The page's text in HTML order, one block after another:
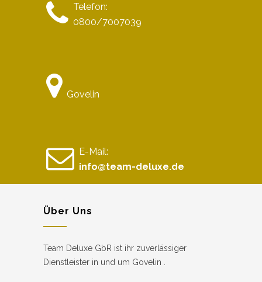
Telefon:
0800/7007039
Govelin
E-Mail:
info@team-deluxe.de
Über Uns
Team Deluxe GbR ist ihr zuverlässiger
Dienstleister in und um Govelin .